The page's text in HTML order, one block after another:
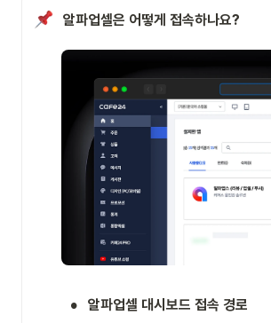
알파업셀은 어떻게 접속하나요?
•
알파업셀 대시보드 접속 경로